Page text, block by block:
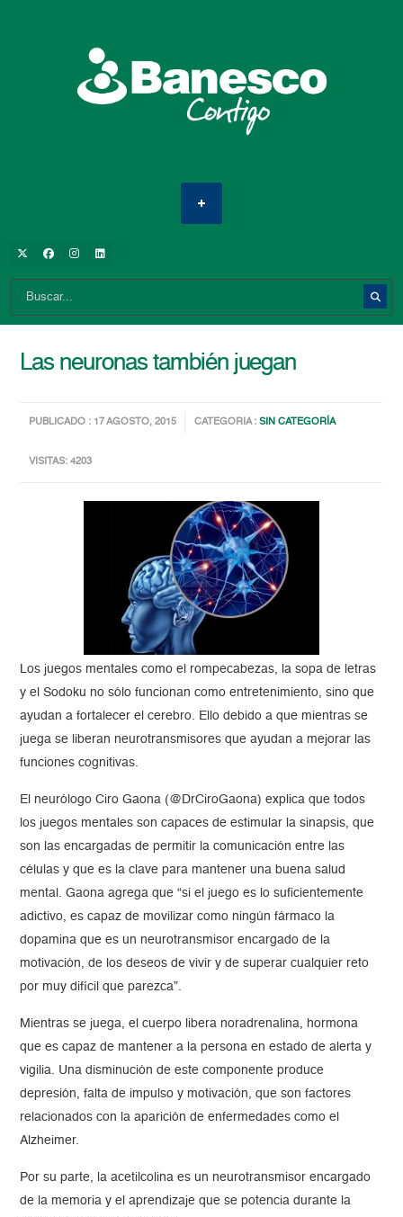
Las neuronas también juegan
PUBLICADO : 17 AGOSTO, 2015 CATEGORIA :SIN CATEGORÍA
VISITAS: 4203
Los juegos mentales como el rompecabezas, la sopa de letras
y el Sodoku no sólo funcionan como entretenimiento, sino que
ayudan a fortalecer el cerebro. Ello debido a que mientras se
juega se liberan neurotransmisores que ayudan a mejorar las
funciones cognitivas.
El neurólogo Ciro Gaona (@DrCiroGaona) explica que todos
los juegos mentales son capaces de estimular la sinapsis, que
son las encargadas de permitir la comunicación entre las
células y que es la clave para mantener una buena salud
mental. Gaona agrega que “si el juego es lo suficientemente
adictivo, es capaz de movilizar como ningún fármaco la
dopamina que es un neurotransmisor encargado de la
motivación, de los deseos de vivir y de superar cualquier reto
por muy difícil que parezca”.
Mientras se juega, el cuerpo libera noradrenalina, hormona
que es capaz de mantener a la persona en estado de alerta y
vigilia. Una disminución de este componente produce
depresión, falta de impulso y motivación, que son factores
relacionados con la aparición de enfermedades como el
Alzheimer.
Por su parte, la acetilcolina es un neurotransmisor encargado
de la memoria y el aprendizaje que se potencia durante la